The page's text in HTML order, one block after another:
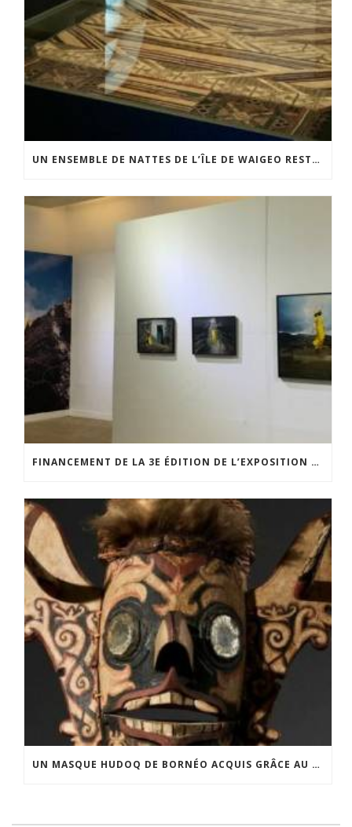
UN ENSEMBLE DE NATTES DE L’ÎLE DE WAIGEO RESTAURÉ GRÂCE AU SOUTIEN DU CERCLE LÉVI-STRAUSS
FINANCEMENT DE LA 3E ÉDITION DE L’EXPOSITION DU PRIX POUR LA PHOTOGRAPHIE PAR LE CERCLE POUR LA PHOTOGRAPHIE ET L’ART CONTEMPORAIN
UN MASQUE HUDOQ DE BORNÉO ACQUIS GRÂCE AU SOUTIEN DU CERCLE LÉVI-STRAUSS